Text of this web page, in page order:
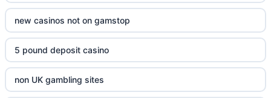
new casinos not on gamstop
5 pound deposit casino
non UK gambling sites